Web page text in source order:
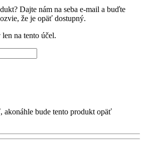
Dajte nám na seba e-mail a buďte
že je opäť dostupný.
na tento účel.
akonáhle bude tento produkt opäť